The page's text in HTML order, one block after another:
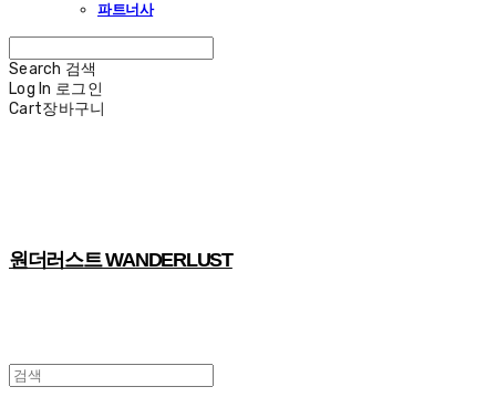
파트너사
Search 검색
Log In 로그인
Cart장바구니
원더러스트 WANDERLUST